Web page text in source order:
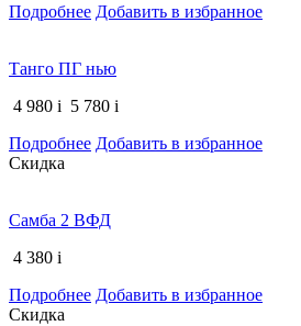
Подробнее Добавить в избранное
Танго ПГ нью
4 980 i 5 780 i
Подробнее Добавить в избранное
Скидка
Самба 2 ВФД
4 380 i
Подробнее Добавить в избранное
Скидка